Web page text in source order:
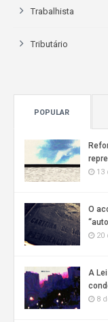
Trabalhista
Tributário
POPULAR
13
O
20
A
8